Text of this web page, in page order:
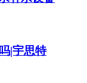
|宇思特